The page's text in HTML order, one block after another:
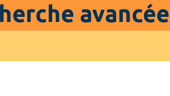
avancée